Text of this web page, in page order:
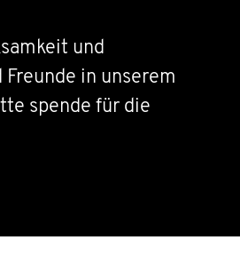
und
Freunde in unserem
spende für die